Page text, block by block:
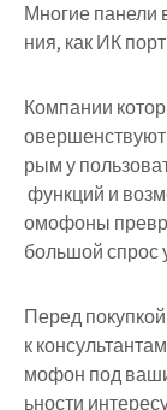
Многие панели
ния, как ИК
Компании
рым у
функций и
омофоны
большой спрос
Перед
к
мофон под
ьности